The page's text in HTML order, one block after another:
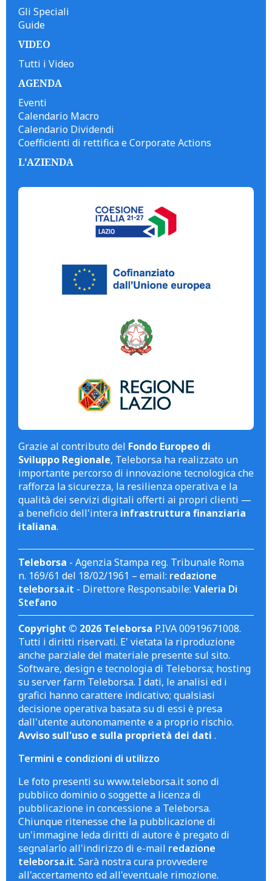
Gli Speciali
Guide
VIDEO
Tutti i Video
AGENDA
Eventi
Calendario Macro
Calendario Dividendi
Coefficienti di rettifica e Corporate Actions
L'AZIENDA
Grazie al contributo del Fondo Europeo di
Sviluppo Regionale, Teleborsa ha realizzato un
importante percorso di innovazione tecnologica che
rafforza la sicurezza, la resilienza operativa e la
qualità dei servizi digitali offerti ai propri clienti —
a beneficio dell'intera infrastruttura finanziaria
italiana.
Teleborsa - Agenzia Stampa reg. Tribunale Roma
n. 169/61 del 18/02/1961 – email: redazione
teleborsa.it - Direttore Responsabile: Valeria Di
Stefano
Copyright © 2026 Teleborsa P.IVA 00919671008.
Tutti i diritti riservati. E' vietata la riproduzione
anche parziale del materiale presente sul sito.
Software, design e tecnologia di Teleborsa; hosting
su server farm Teleborsa. I dati, le analisi ed i
grafici hanno carattere indicativo; qualsiasi
decisione operativa basata su di essi è presa
dall'utente autonomamente e a proprio rischio.
Avviso sull'uso e sulla proprietà dei dati .
Termini e condizioni di utilizzo
Le foto presenti su www.teleborsa.it sono di
pubblico dominio o soggette a licenza di
pubblicazione in concessione a Teleborsa.
Chiunque ritenesse che la pubblicazione di
un'immagine leda diritti di autore è pregato di
segnalarlo all'indirizzo di e-mail redazione
teleborsa.it. Sarà nostra cura provvedere
all'accertamento ed all'eventuale rimozione.